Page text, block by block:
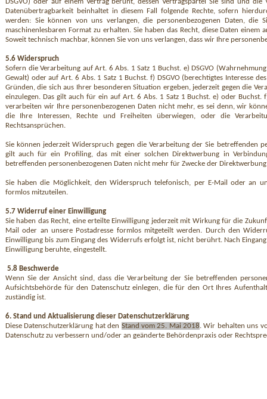
Datenübertragbarkeit beinhaltet in diesem Fall folgende Rechte, sofern
werden: Sie können von uns verlangen, die personenbezogenen Daten,
maschinenlesbaren Format zu erhalten. Sie haben das Recht, diese Daten
Soweit technisch machbar, können Sie von uns verlangen, dass wir Ihre
5.6 Widerspruch
Sofern die Verarbeitung auf Art. 6 Abs. 1 Satz 1 Buchst. e) DSGVO
Gewalt) oder auf Art. 6 Abs. 1 Satz 1 Buchst. f) DSGVO (berechtigtes Interesse
Gründen, die sich aus Ihrer besonderen Situation ergeben, jederzeit gegen die
einzulegen. Das gilt auch für ein auf Art. 6 Abs. 1 Satz 1 Buchst. e) oder Buchst.
verarbeiten wir Ihre personenbezogenen Daten nicht mehr, es sei denn, wir
die Ihre Interessen, Rechte und Freiheiten überwiegen, oder die
Rechtsansprüchen.
Sie können jederzeit Widerspruch gegen die Verarbeitung der Sie betreffenden
gilt auch für ein Profiling, das mit einer solchen Direktwerbung in
betreffenden personenbezogenen Daten nicht mehr für Zwecke der
Sie haben die Möglichkeit, den Widerspruch telefonisch, per E-Mail oder an
formlos mitzuteilen.
5.7 Widerruf einer Einwilligung
Sie haben das Recht, eine erteilte Einwilligung jederzeit mit Wirkung für die
Mail oder an unsere Postadresse formlos mitgeteilt werden. Durch den
Einwilligung bis zum Eingang des Widerrufs erfolgt ist, nicht berührt. Nach
Einwilligung beruhte, eingestellt.
5.8 Beschwerde
Wenn Sie der Ansicht sind, dass die Verarbeitung der Sie betreffenden
Aufsichtsbehörde für den Datenschutz einlegen, die für den Ort Ihres
zuständig ist.
6. Stand und Aktualisierung dieser Datenschutzerklärung
Diese Datenschutzerklärung hat den Stand vom 25. Mai 2018. Wir behalten uns
Datenschutz zu verbessern und/oder an geänderte Behördenpraxis oder